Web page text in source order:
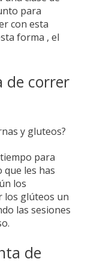
para
con esta
forma , el
de correr
y gluteos?
para
les has
los
los glúteos un
las sesiones
de